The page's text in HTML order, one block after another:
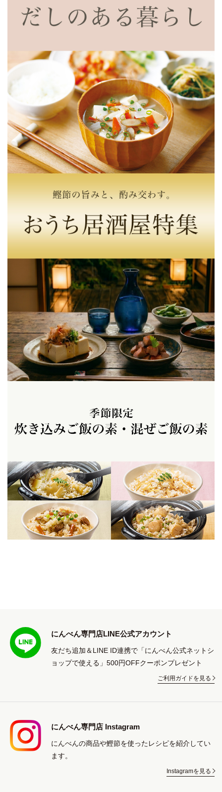
にんべん専門店LINE公式アカウント
友だち追加＆LINE ID連携で「にんべん公式ネットシ
ョップで使える」500円OFFクーポンプレゼント
ご利用ガイドを見る
にんべん専門店 Instagram
にんべんの商品や鰹節を使ったレシピを紹介してい
ます。
Instagramを見る